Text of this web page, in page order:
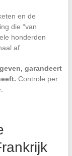
en de
die “van
honderden
af
garandeert
Controle per